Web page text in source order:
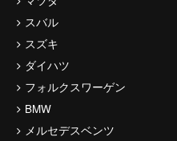
スバル
スズキ
ダイハツ
フォルクスワーゲン
BMW
メルセデスベンツ